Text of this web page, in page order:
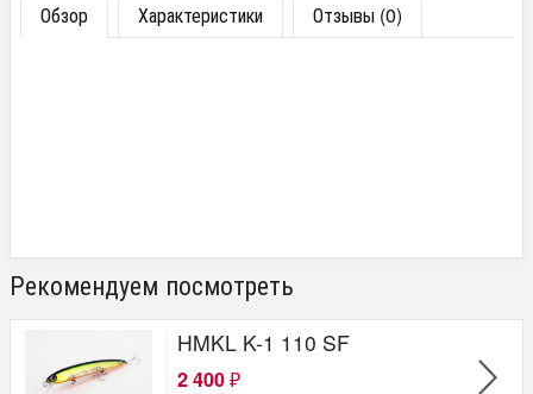
Обзор Характеристики Отзывы (0)
Рекомендуем посмотреть
HMKL K-1 110 SF
2 400 ₽